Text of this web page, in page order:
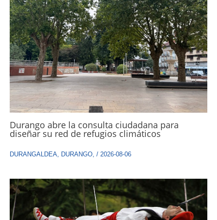
Durango abre la consulta ciudadana para
diseñar su red de refugios climáticos
DURANGALDEA DURANGO / 2026-08-06